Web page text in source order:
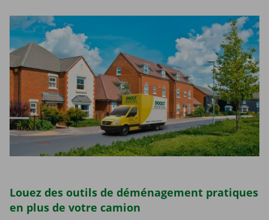
Louez des outils de déménagement pratiques
en plus de votre camion